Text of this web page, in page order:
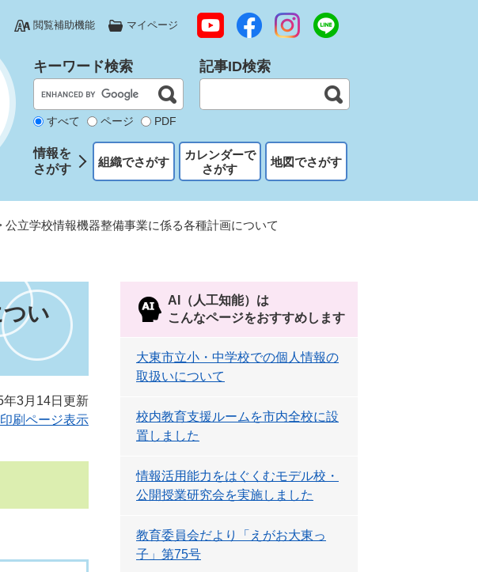
閲覧補助機能 マイページ
キーワード検索
すべて ページ PDF
記事ID検索
情報を
さがす
組織でさがす
カレンダーで
さがす
地図でさがす
公立学校情報機器整備事業に係る各種計画について
い
年3月14日更新
印刷ページ表示
AI（人工知能）は
こんなページをおすすめします
大東市立小・中学校での個人情報の
取扱いについて
校内教育支援ルームを市内全校に設
置しました
情報活用能力をはぐくむモデル校・
公開授業研究会を実施しました
教育委員会だより「えがお大東っ
子」第75号